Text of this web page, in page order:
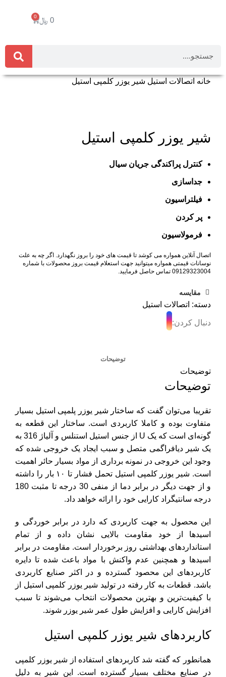
0 ﷼ 0
خانه اتصالات استیل شیر یوزر کلمپی استیل
شیر یوزر کلمپی استیل
کنترل پراکندگی جریان سیال
جداسازی
فیلتراسیون
پر کردن
فرمولاسیون
اتصال آنلاین همواره می کوشد تا قیمت های خود را بروز نگهدارد. اگر چه به علت
نوسانات قیمتی همواره میتوانید جهت استعلام قیمت بروز محصولات با شماره
09129323004 تماس حاصل فرمایید.
مقایسه
دسته: اتصالات استیل
دنبال کردن:
توضیحات
توضیحات
توضیحات
تقریبا می‌توان گفت که ساختار شیر یوزر پلمپی استیل بسیار
متفاوت بوده و کاملا کاربردی است. ساختار این قطعه به
گونه‌ای است که یک U از جنس استیل استنلس و آلیاژ 316 به
یک شیر دیافراگمی متصل و سبب ایجاد یک خروجی شده که
وجود این خروجی در نمونه برداری از مواد بسیار حائر اهمیت
است. شیر یوزر کلمپی استیل تحمل فشار تا ۱۰ بار را داشته
و از جهت دیگر در برابر دما از منفی 30 درجه تا مثبت 180
درجه سانتیگراد کارایی خود را ارائه خواهد داد.
این محصول به جهت کاربردی که دارد در برابر خوردگی و
اسیدها از خود مقاومت بالایی نشان داده و از تمام
استانداردهای بهداشتی روز برخوردار است. مقاومت در برابر
اسیدها و همچنین عدم واکنش با مواد باعث شده تا دایره
کاربردهای این محصود گسترده و در اکثر صنایع کاربردی
باشد. قطعات به کار رفته در تولید شیر یوزر کلمپی استیل از
با کیفیت‌ترین و بهترین محصولات انتخاب می‌شوند تا سبب
افزایش کارایی و افزایش طول عمر شیر یوزر شوند.
کاربردهای شیر یوزر کلمپی استیل
همانطور که گفته شد کاربردهای استفاده از شیر یوزر کلمپی
در صنایع مختلف بسیار گسترده است. این شیر به دلیل